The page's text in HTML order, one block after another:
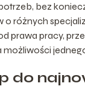
bez
o różnych
prawa pracy,
możliwości
do